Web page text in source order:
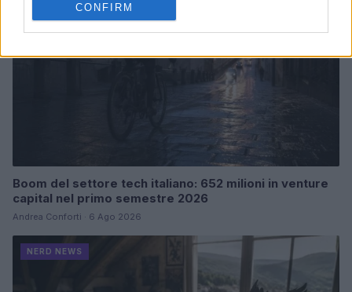
CONFIRM
Boom del settore tech italiano: 652 milioni in venture
capital nel primo semestre 2026
Andrea Conforti · 6 Ago 2026
NERD NEWS